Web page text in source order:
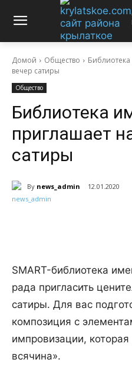
Домой Общество
вечер сатиры
Общество
Библиотека
приглашает
сатиры
By news_admin 12.01.2020
SMART-библиотека
рада пригласить
сатиры. Для вас
композиция с
импровизации,
всячина».